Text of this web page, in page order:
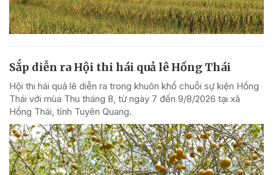
Sắp diễn ra Hội thi hái quả lê Hồng Thái
Hội thi hái quả lê diễn ra trong khuôn khổ chuỗi sự kiện Hồng
Thái với mùa Thu tháng 8, từ ngày 7 đến 9/8/2026 tại xã
Hồng Thái, tỉnh Tuyên Quang.